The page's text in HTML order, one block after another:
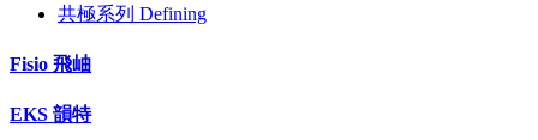
共極系列 Defining
Fisio 飛岫
EKS 韻特